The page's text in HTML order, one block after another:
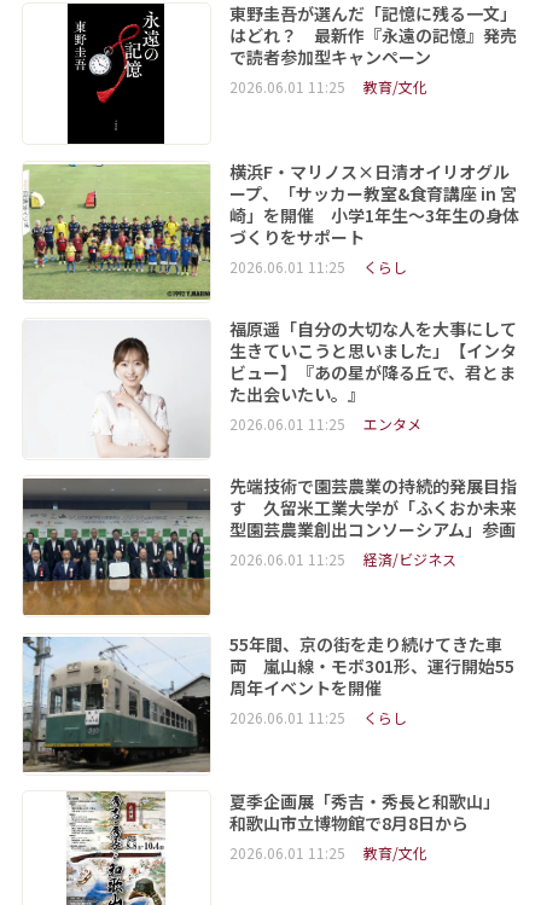
東野圭吾が選んだ「記憶に残る一文」
はどれ？ 最新作『永遠の記憶』発売
で読者参加型キャンペーン
2026.06.01 11:25 教育/文化
横浜F・マリノス×日清オイリオグル
ープ、「サッカー教室&食育講座 in 宮
崎」を開催 小学1年生～3年生の身体
づくりをサポート
2026.06.01 11:25 くらし
福原遥「自分の大切な人を大事にして
生きていこうと思いました」【インタ
ビュー】『あの星が降る丘で、君とま
た出会いたい。』
2026.06.01 11:25 エンタメ
先端技術で園芸農業の持続的発展目指
す 久留米工業大学が「ふくおか未来
型園芸農業創出コンソーシアム」参画
2026.06.01 11:25 経済/ビジネス
55年間、京の街を走り続けてきた車
両 嵐山線・モボ301形、運行開始55
周年イベントを開催
2026.06.01 11:25 くらし
夏季企画展「秀吉・秀長と和歌山」
和歌山市立博物館で8月8日から
2026.06.01 11:25 教育/文化